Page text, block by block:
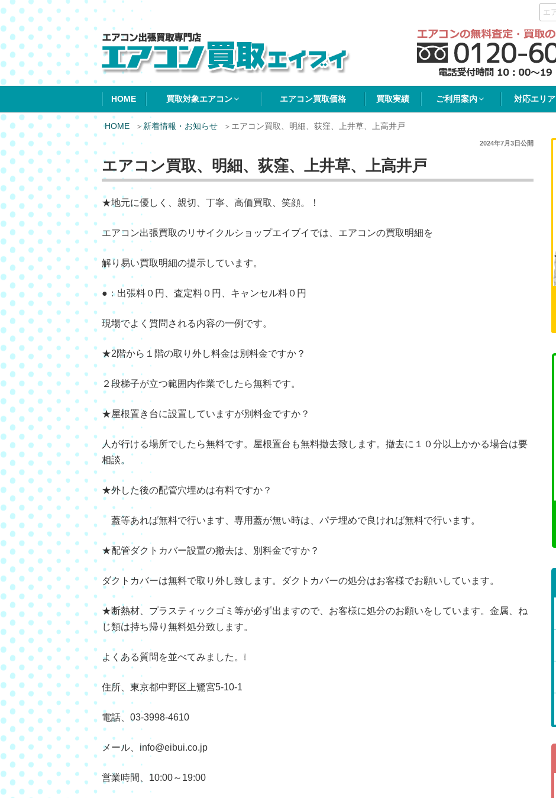
エアコン買取エイブイ
HOME 買取対象エアコン エアコン買取価格 買取実績 ご利用案内 対応エリア
HOME 新着情報・お知らせ エアコン買取、明細、荻窪、上井草、上高井戸
2024年7月3日公開
エアコン買取、明細、荻窪、上井草、上高井戸
★地元に優しく、親切、丁寧、高価買取、笑顔。！
エアコン出張買取のリサイクルショップエイブイでは、エアコンの買取明細を
解り易い買取明細の提示しています。
●：出張料０円、査定料０円、キャンセル料０円
現場でよく質問される内容の一例です。
★2階から１階の取り外し料金は別料金ですか？
２段梯子が立つ範囲内作業でしたら無料です。
★屋根置き台に設置していますが別料金ですか？
人が行ける場所でしたら無料です。屋根置台も無料撤去致します。撤去に１０分以上かかる場合は要
相談。
★外した後の配管穴埋めは有料ですか？
蓋等あれば無料で行います、専用蓋が無い時は、パテ埋めで良ければ無料で行います。
★配管ダクトカバー設置の撤去は、別料金ですか？
ダクトカバーは無料で取り外し致します。ダクトカバーの処分はお客様でお願いしています。
★断熱材、プラスティックゴミ等が必ず出ますので、お客様に処分のお願いをしています。金属、ね
じ類は持ち帰り無料処分致します。
よくある質問を並べてみました。❕
住所、東京都中野区上鷺宮5-10-1
電話、03-3998-4610
メール、info@eibui.co.jp
営業時間、10:00～19:00